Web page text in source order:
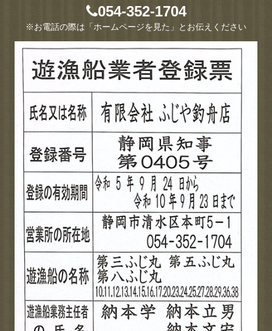
054-352-1704
※お電話の際は「ホームページを見た」とお伝えください